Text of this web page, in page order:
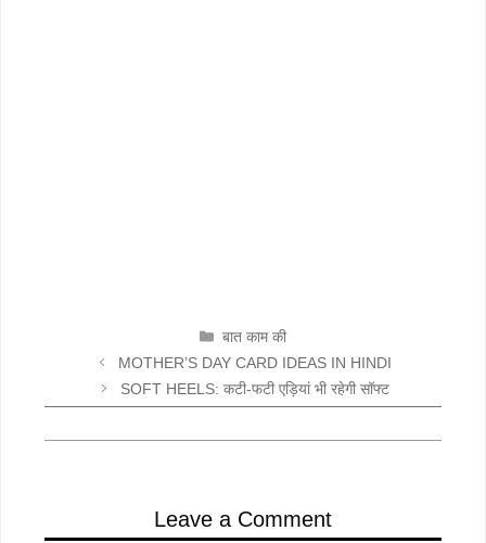
CATEGORIES
बात काम की
MOTHER’S DAY CARD IDEAS IN HINDI
SOFT HEELS: कटी-फटी एड़ियां भी रहेगी सॉफ्ट
Leave a Comment